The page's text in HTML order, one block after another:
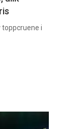
toppcruene i